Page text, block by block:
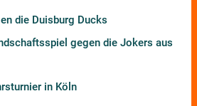
die Duisburg Ducks
gegen die Jokers aus
in Köln